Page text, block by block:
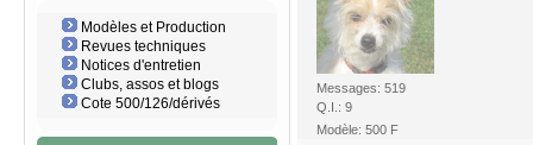
Modèles et Production
Revues techniques
Notices d'entretien
Clubs, assos et blogs
Cote 500/126/dérivés
Messages: 519
Q.I.: 9
Modèle: 500 F